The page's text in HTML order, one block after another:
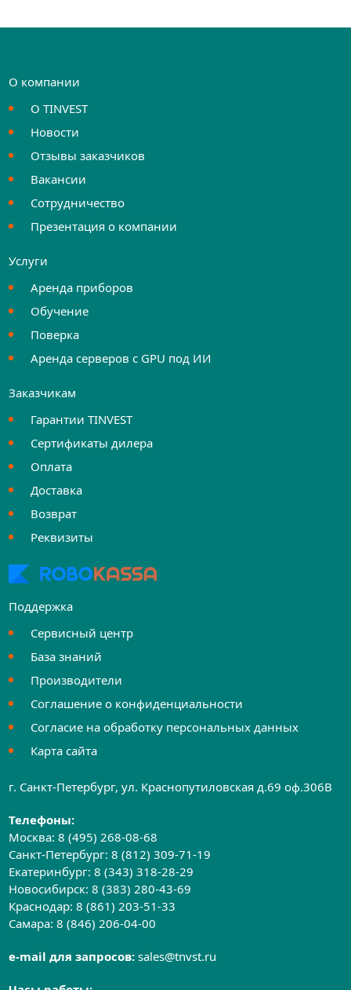
О компании
О TINVEST
Новости
Отзывы заказчиков
Вакансии
Сотрудничество
Презентация о компании
Услуги
Аренда приборов
Обучение
Поверка
Аренда серверов с GPU под ИИ
Заказчикам
Гарантии TINVEST
Сертификаты дилера
Оплата
Доставка
Возврат
Реквизиты
Поддержка
Сервисный центр
База знаний
Производители
Соглашение о конфиденциальности
Согласие на обработку персональных данных
Карта сайта
г. Санкт-Петербург, ул. Краснопутиловская д.69 оф.306B
Телефоны:
Москва:8 (495) 268-08-68
Санкт-Петербург:8 (812) 309-71-19
Екатеринбург:8 (343) 318-28-29
Новосибирск:8 (383) 280-43-69
Краснодар:8 (861) 203-51-33
Самара:8 (846) 206-04-00
e-mail для запросов:sales@tnvst.ru